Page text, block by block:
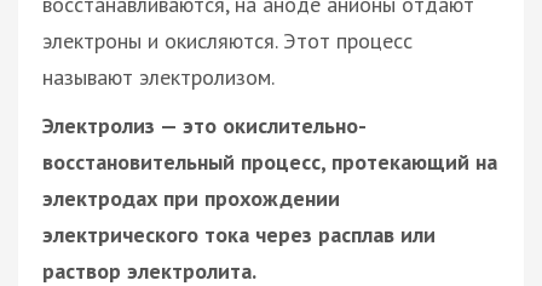
электроны и окисляются. Этот процесс
называют электролизом.
Электролиз — это окислительно-
восстановительный процесс, протекающий на
электродах при прохождении
электрического тока через расплав или
раствор электролита.